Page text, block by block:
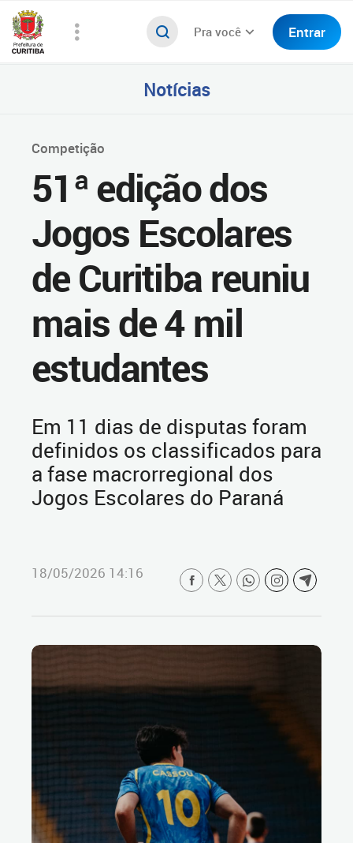
Pra você Entrar
Notícias
Competição
51ª edição dos
Jogos Escolares
de Curitiba reuniu
mais de 4 mil
estudantes
Em 11 dias de disputas foram
definidos os classificados para
a fase macrorregional dos
Jogos Escolares do Paraná
18/05/2026 14:16